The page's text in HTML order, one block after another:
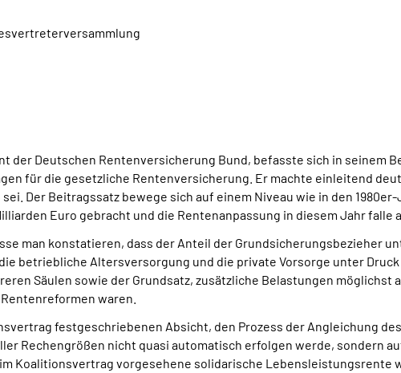
der Deutschen Rentenversicherung Bund, befasste sich in
für die gesetzliche Rentenversicherung. Er machte einleitend
Der Beitragssatz bewege sich auf einem Niveau wie in den
Euro gebracht und die Rentenanpassung in diesem Jahr falle
man konstatieren, dass der Anteil der Grundsicherungsbezieher
betriebliche Altersversorgung und die private Vorsorge unter
Säulen sowie der Grundsatz, zusätzliche Belastungen
waren.
festgeschriebenen Absicht, den Prozess der Angleichung
Rechengrößen nicht quasi automatisch erfolgen werde, sondern
Koalitionsvertrag vorgesehene solidarische Lebensleistungsrente